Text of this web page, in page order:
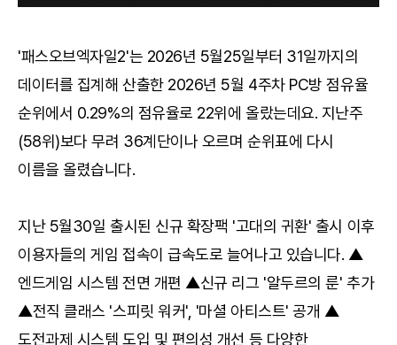
'패스오브엑자일2'는 2026년 5월25일부터 31일까지의
데이터를 집계해 산출한 2026년 5월 4주차 PC방 점유율
순위에서 0.29%의 점유율로 22위에 올랐는데요. 지난주
(58위)보다 무려 36계단이나 오르며 순위표에 다시
이름을 올렸습니다.
지난 5월30일 출시된 신규 확장팩 '고대의 귀환' 출시 이후
이용자들의 게임 접속이 급속도로 늘어나고 있습니다. ▲
엔드게임 시스템 전면 개편 ▲신규 리그 '알두르의 룬' 추가
▲전직 클래스 '스피릿 워커', '마셜 아티스트' 공개 ▲
도전과제 시스템 도입 및 편의성 개선 등 다양한